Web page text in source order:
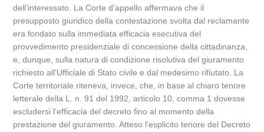
dell’interessato. La Corte d’appello affermava che il
presupposto giuridico della contestazione svolta dal reclamante
era fondato sulla immediata efficacia esecutiva del
provvedimento presidenziale di concessione della cittadinanza,
e, dunque, sulla natura di condizione risolutiva del giuramento
richiesto all’Ufficiale di Stato civile e dal medesimo rifiutato. La
Corte territoriale riteneva, invece, che, in base al chiaro tenore
letterale della L. n. 91 del 1992, articolo 10, comma 1 dovesse
escludersi l’efficacia del decreto fino al momento della
prestazione del giuramento. Atteso l’esplicito tenore del Decreto